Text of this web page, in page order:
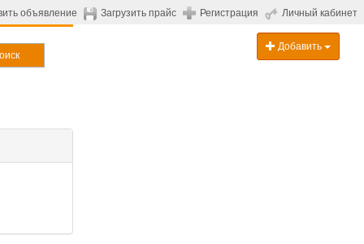
объявление Загрузить прайс Регистрация Личный кабинет
Добавить